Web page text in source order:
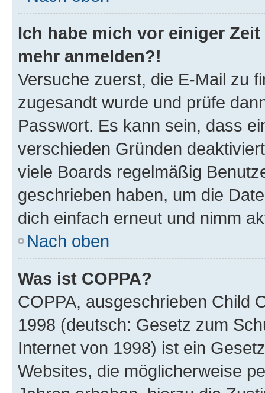
Ich habe mich vor einiger
mehr anmelden?!
Versuche zuerst, die E-Mail zu
zugesandt wurde und prüfe
Passwort. Es kann sein, dass
verschieden Gründen
viele Boards regelmäßig
geschrieben haben, um die
dich einfach erneut und nimm
Nach oben
Was ist COPPA?
COPPA, ausgeschrieben Child
1998 (deutsch: Gesetz zum
Internet von 1998) ist ein
Websites, die möglicherweise